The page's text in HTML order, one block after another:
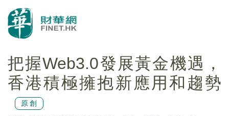
把握Web3.0發展黃金機遇，
香港積極擁抱新應用和趨勢
原創